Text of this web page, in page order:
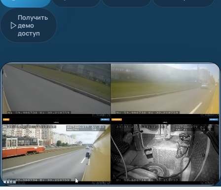
Получить
демо
доступ